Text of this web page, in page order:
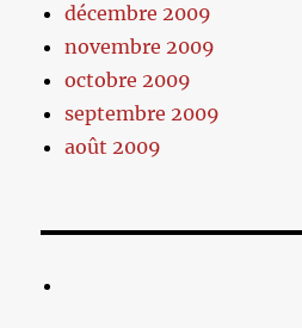
décembre 2009
novembre 2009
octobre 2009
septembre 2009
août 2009